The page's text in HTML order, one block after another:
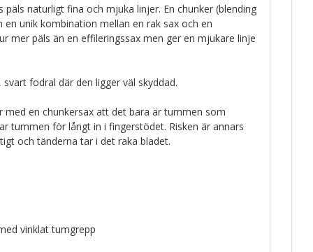
päls naturligt fina och mjuka linjer. En chunker (blending
en unik kombination mellan en rak sax och en
mer päls än en effileringssax men ger en mjukare linje
fodral där den ligger väl skyddad.
med en chunkersax att det bara är tummen som
tummen för långt in i fingerstödet. Risken är annars
och tänderna tar i det raka bladet.
vinklat tumgrepp